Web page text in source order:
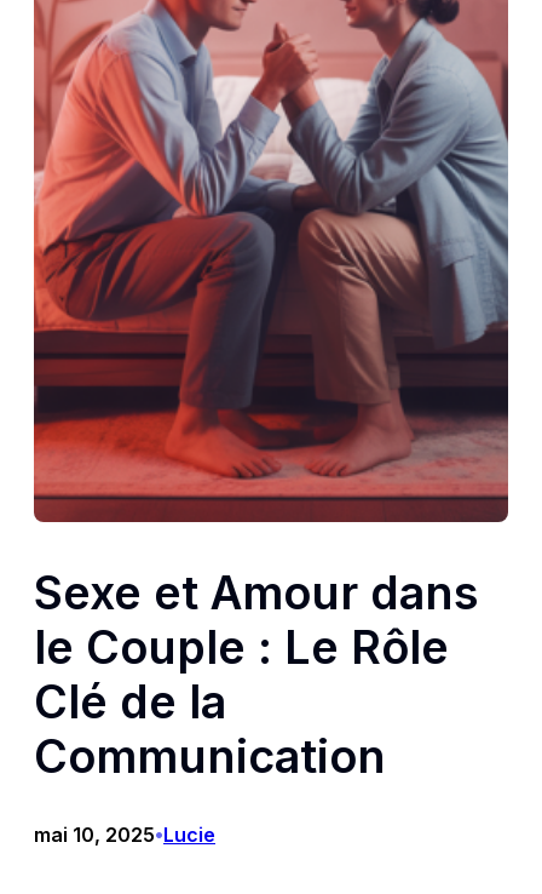
Sexe et Amour dans
le Couple : Le Rôle
Clé de la
Communication
mai 10, 2025•Lucie